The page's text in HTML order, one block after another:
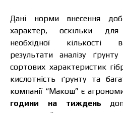
Дані норми внесення
характер, оскільки
необхідної кількості
результати аналізу
сортових характеристик
кислотність ґрунту та
компанії “Макош” є
години на тиждень